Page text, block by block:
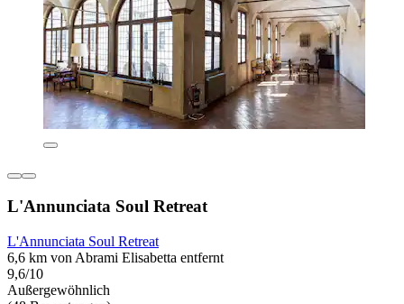
L'Annunciata Soul Retreat
L'Annunciata Soul Retreat
6,6 km von Abrami Elisabetta entfernt
9,6/10
Außergewöhnlich